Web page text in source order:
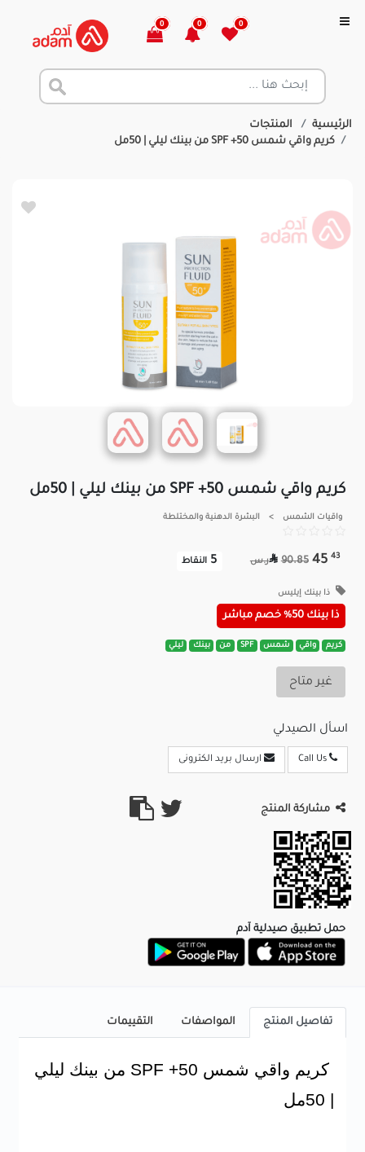
0
0
0
الرئيسية
المنتجات
كريم واقي شمس SPF +50 من بينك ليلي | 50مل
كريم واقي شمس SPF +50 من بينك ليلي | 50مل
واقيات الشمس > البشرة الدهنية والمختلطة
43
45
 90.85 ر.س 5 النقاط
ذا بينك إيليس
ذا بينك 50% خصم مباشر
كريم واقي شمس SPF من بينك ليلي
غير متاح
اسأل الصيدلي
ارسال بريد الكترونى
مشاركة المنتج
حمل تطبيق صيدلية آدم
تفاصيل المنتج المواصفات التقييمات
كريم واقي شمس SPF +50 من بينك ليلي
| 50مل